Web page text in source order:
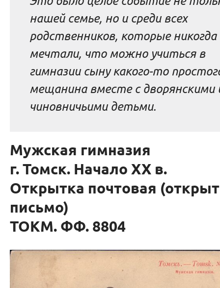
нашей семье, но и среди всех
родственников, которые никогда
мечтали, что можно учиться в
гимназии сыну какого-то
мещанина вместе с дворянскими
чиновничьими детьми.
Мужская гимназия
г. Томск. Начало ХХ в.
Открытка почтовая
письмо)
ТОКМ. ФФ. 8804